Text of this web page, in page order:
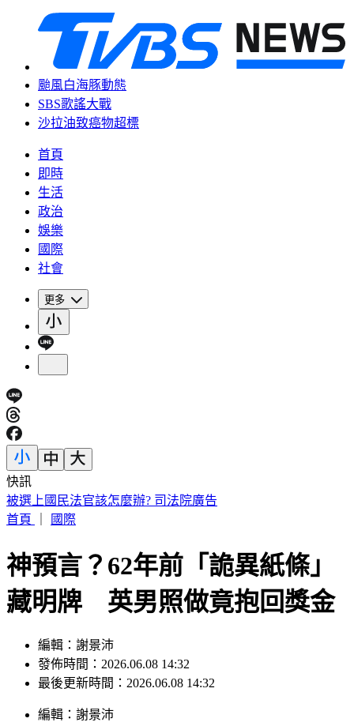
颱風白海豚動態
SBS歌謠大戰
沙拉油致癌物超標
首頁
即時
生活
政治
娛樂
國際
社會
更多
快訊
穿UNIQLO AIRism發現不涼了？網見「1關鍵」驚呆
首頁
國際
神預言？62年前「詭異紙條」
藏明牌 英男照做竟抱回獎金
編輯：謝景沛
發佈時間：2026.06.08 14:32
最後更新時間：2026.06.08 14:32
編輯 ： 謝景沛